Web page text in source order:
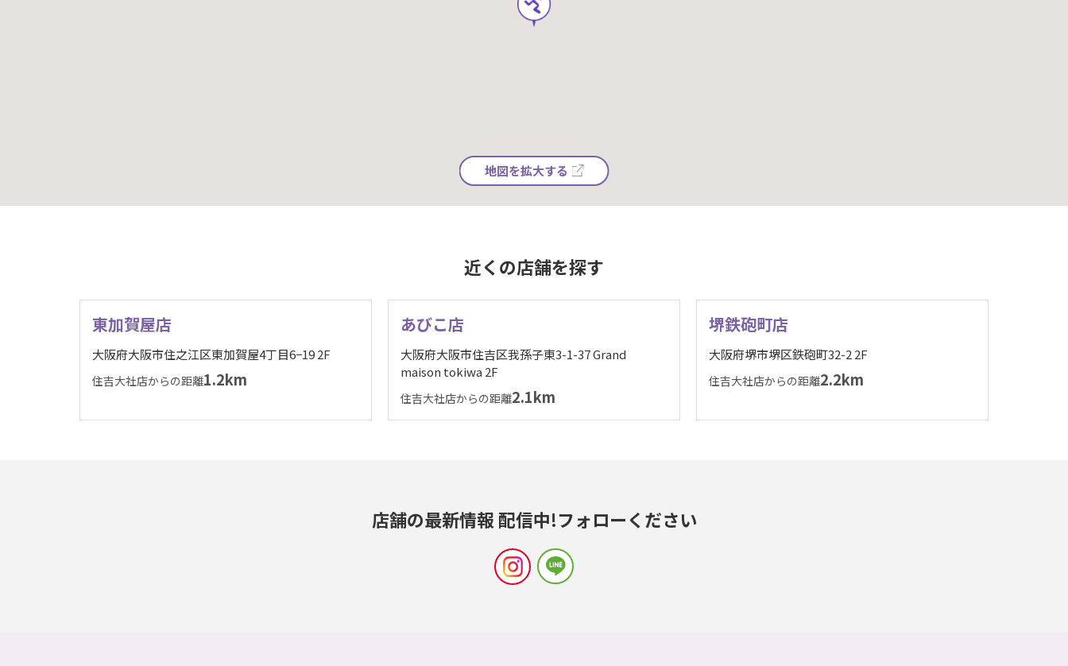
地図を拡大する
近くの店舗を探す
東加賀屋店
大阪府大阪市住之江区東加賀屋4丁目6−19 2F
住吉大社店からの距離1.2km
あびこ店
大阪府大阪市住吉区我孫子東3-1-37 Grand
maison tokiwa 2F
住吉大社店からの距離2.1km
堺鉄砲町店
大阪府堺市堺区鉄砲町32-2 2F
住吉大社店からの距離2.2km
店舗の最新情報 配信中!フォローください